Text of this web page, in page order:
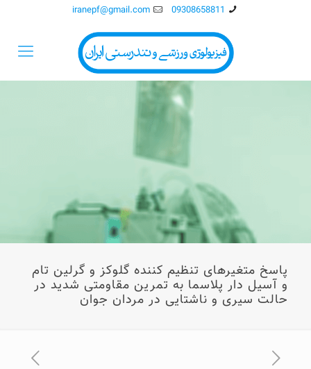
09308658811
iranepf@gmail.com
پاسخ متغیرهای تنظیم کننده گلوکز و گرلین تام
و آسیل دار پلاسما به تمرین مقاومتی شدید در
حالت سیری و ناشتایی در مردان جوان